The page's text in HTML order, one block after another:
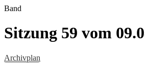
Band
Sitzung 59 vom
Archivplan